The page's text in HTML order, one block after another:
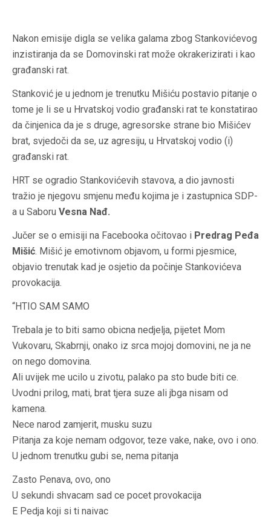
Nakon emisije digla se velika galama zbog Stankovićevog
inzistiranja da se Domovinski rat može okrakerizirati i kao
građanski rat.
Stanković je u jednom je trenutku Mišiću postavio pitanje o
tome je li se u Hrvatskoj vodio građanski rat te konstatirao
da činjenica da je s druge, agresorske strane bio Mišićev
brat, svjedoči da se, uz agresiju, u Hrvatskoj vodio (i)
građanski rat.
HRT se ogradio Stankovićevih stavova, a dio javnosti
tražio je njegovu smjenu među kojima je i zastupnica SDP-
a u Saboru Vesna Nađ.
Jučer se o emisiji na Facebooka očitovao i Predrag Peđa
Mišić. Mišić je emotivnom objavom, u formi pjesmice,
objavio trenutak kad je osjetio da počinje Stankovićeva
provokacija.
“HTIO SAM SAMO
Trebala je to biti samo obicna nedjelja, pijetet Mom
Vukovaru, Skabrnji, onako iz srca mojoj domovini, ne ja ne
on nego domovina.
Ali uvijek me ucilo u zivotu, palako pa sto bude biti ce.
Uvodni prilog, mati, brat tjera suze ali jbga nisam od
kamena.
Nece narod zamjerit, musku suzu
Pitanja za koje nemam odgovor, teze vake, nake, ovo i ono.
U jednom trenutku gubi se, nema pitanja
Zasto Penava, ovo, ono
U sekundi shvacam sad ce pocet provokacija
E Pedja koji si ti naivac